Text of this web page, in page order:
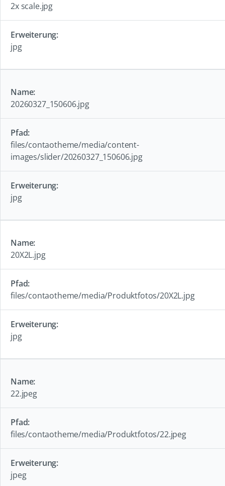
2x scale.jpg
jpg
20260327_150606.jpg
files/contaotheme/media/content-
images/slider/20260327_150606.jpg
jpg
20X2L.jpg
files/contaotheme/media/Produktfotos/20X2L.jpg
jpg
22.jpeg
files/contaotheme/media/Produktfotos/22.jpeg
jpeg